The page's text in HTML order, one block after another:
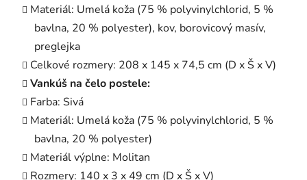
Materiál: Umelá koža (75 % polyvinylchlorid, 5 %
bavlna, 20 % polyester), kov, borovicový masív,
preglejka
Celkové rozmery: 208 x 145 x 74,5 cm (D x Š x V)
Vankúš na čelo postele:
Farba: Sivá
Materiál: Umelá koža (75 % polyvinylchlorid, 5 %
bavlna, 20 % polyester)
Materiál výplne: Molitan
Rozmery: 140 x 3 x 49 cm (D x Š x V)